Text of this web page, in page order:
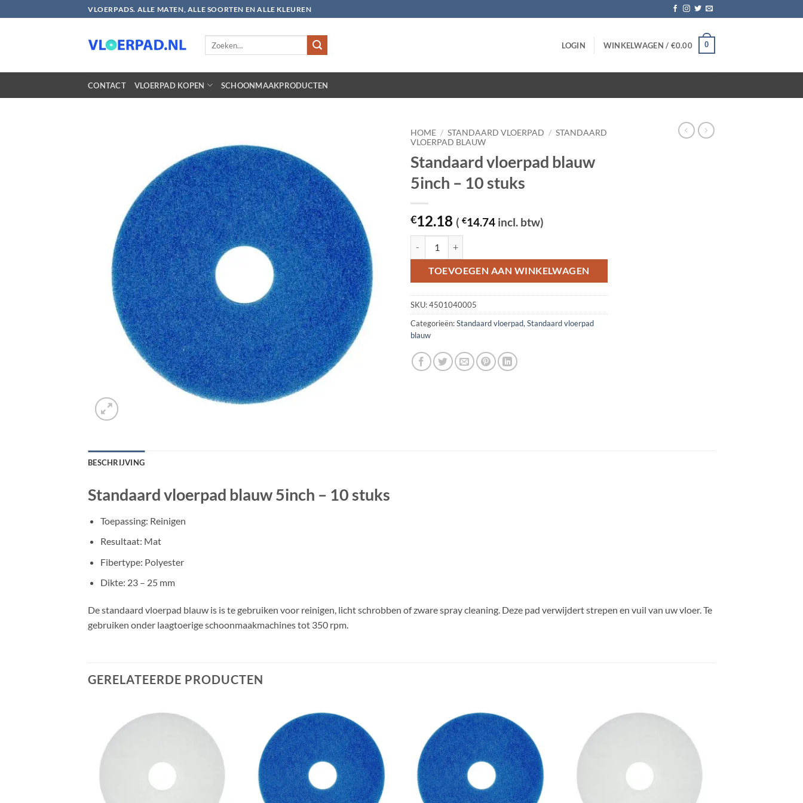
naar
VLOERPADS. ALLE MATEN, ALLE SOORTEN EN ALLE KLEUREN
LOGIN WINKELWAGEN / €0.00 0
CONTACT VLOERPAD KOPEN SCHOONMAAKPRODUCTEN
HOME / STANDAARD VLOERPAD / STANDAARD
VLOERPAD BLAUW
Standaard vloerpad blauw
5inch – 10 stuks
€12.18 ( €14.74 incl. btw)
TOEVOEGEN AAN WINKELWAGEN
SKU:4501040005
Categorieën:Standaard vloerpad, Standaard vloerpad
blauw
BESCHRIJVING
Standaard vloerpad blauw 5inch – 10 stuks
Toepassing: Reinigen
Resultaat: Mat
Fibertype: Polyester
Dikte: 23 – 25 mm
De standaard vloerpad blauw is is te gebruiken voor reinigen, licht schrobben of zware spray cleaning. Deze pad verwijdert strepen en vuil van uw vloer. Te
gebruiken onder laagtoerige schoonmaakmachines tot 350 rpm.
GERELATEERDE PRODUCTEN